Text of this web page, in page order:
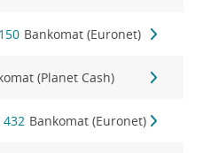
Bankomat (Euronet)
(Planet Cash)
432 Bankomat (Euronet)